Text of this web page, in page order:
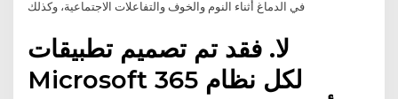
في الدماغ أثناء النوم والخوف والتفاعلات الاجتماعية، وكذلك
لا. فقد تم تصميم تطبيقات
Microsoft 365 لكل نظام